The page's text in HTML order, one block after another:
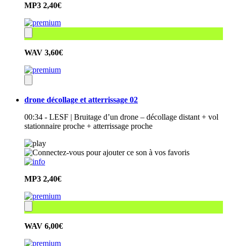
MP3 2,40€
WAV 3,60€
drone décollage et atterrissage 02
00:34 - LESF | Bruitage d’un drone – décollage distant + vol
stationnaire proche + atterrissage proche
MP3 2,40€
WAV 6,00€